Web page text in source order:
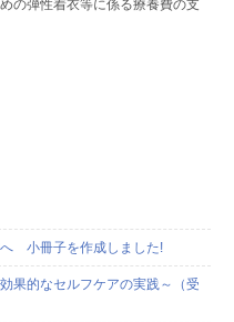
の弾性着衣等に係る療養費の支
へ 小冊子を作成しました!
果的なセルフケアの実践～（受